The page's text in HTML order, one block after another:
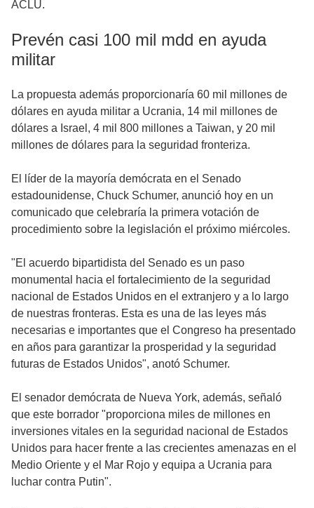
ACLU.
Prevén casi 100 mil mdd en ayuda
militar
La propuesta además proporcionaría 60 mil millones de
dólares en ayuda militar a Ucrania, 14 mil millones de
dólares a Israel, 4 mil 800 millones a Taiwan, y 20 mil
millones de dólares para la seguridad fronteriza.
El líder de la mayoría demócrata en el Senado
estadounidense, Chuck Schumer, anunció hoy en un
comunicado que celebraría la primera votación de
procedimiento sobre la legislación el próximo miércoles.
"El acuerdo bipartidista del Senado es un paso
monumental hacia el fortalecimiento de la seguridad
nacional de Estados Unidos en el extranjero y a lo largo
de nuestras fronteras. Esta es una de las leyes más
necesarias e importantes que el Congreso ha presentado
en años para garantizar la prosperidad y la seguridad
futuras de Estados Unidos", anotó Schumer.
El senador demócrata de Nueva York, además, señaló
que este borrador "proporciona miles de millones en
inversiones vitales en la seguridad nacional de Estados
Unidos para hacer frente a las crecientes amenazas en el
Medio Oriente y el Mar Rojo y equipa a Ucrania para
luchar contra Putin".